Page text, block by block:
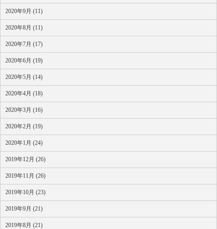
2020年9月 (11)
2020年8月 (11)
2020年7月 (17)
2020年6月 (19)
2020年5月 (14)
2020年4月 (18)
2020年3月 (16)
2020年2月 (19)
2020年1月 (24)
2019年12月 (26)
2019年11月 (26)
2019年10月 (23)
2019年9月 (21)
2019年8月 (21)